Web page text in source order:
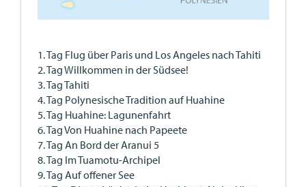
1. Tag Flug über Paris und Los Angeles nach Tahiti
2. Tag Willkommen in der Südsee!
3. Tag Tahiti
4. Tag Polynesische Tradition auf Huahine
5. Tag Huahine: Lagunenfahrt
6. Tag Von Huahine nach Papeete
7. Tag An Bord der Aranui 5
8. Tag Im Tuamotu-Archipel
9. Tag Auf offener See